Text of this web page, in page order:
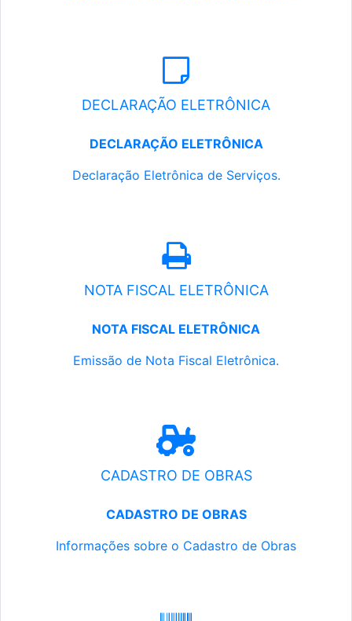
DECLARAÇÃO ELETRÔNICA
DECLARAÇÃO ELETRÔNICA
Declaração Eletrônica de Serviços.
NOTA FISCAL ELETRÔNICA
NOTA FISCAL ELETRÔNICA
Emissão de Nota Fiscal Eletrônica.
CADASTRO DE OBRAS
CADASTRO DE OBRAS
Informações sobre o Cadastro de Obras